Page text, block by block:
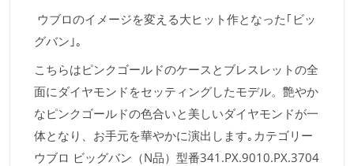
ウブロのイメージを変える大ヒット作となった｢ビッ
グバン｣｡
こちらはピンクゴールドのケースとブレスレットの全
面にダイヤモンドをセッティングしたモデル。艶やか
なピンクゴールドの色合いと美しいダイヤモンドが一
体となり、お手元を華やかに演出します｡カテゴリー
ウブロ ビッグバン（N品）型番341.PX.9010.PX.3704